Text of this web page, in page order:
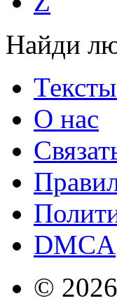
Найди
О нас
DMCA
©